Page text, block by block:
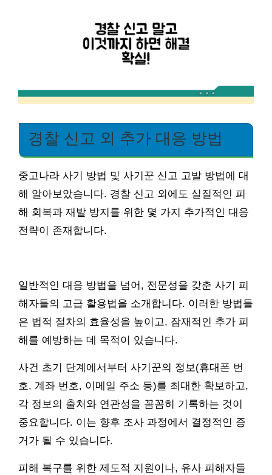
경찰 신고 외 추가 대응 방법
중고나라 사기 방법 및 사기꾼 신고 고발 방법에 대
해 알아보았습니다. 경찰 신고 외에도 실질적인 피
해 회복과 재발 방지를 위한 몇 가지 추가적인 대응
전략이 존재합니다.
일반적인 대응 방법을 넘어, 전문성을 갖춘 사기 피
해자들의 고급 활용법을 소개합니다. 이러한 방법들
은 법적 절차의 효율성을 높이고, 잠재적인 추가 피
해를 예방하는 데 목적이 있습니다.
사건 초기 단계에서부터 사기꾼의 정보(휴대폰 번
호, 계좌 번호, 이메일 주소 등)를 최대한 확보하고,
각 정보의 출처와 연관성을 꼼꼼히 기록하는 것이
중요합니다. 이는 향후 조사 과정에서 결정적인 증
거가 될 수 있습니다.
피해 복구를 위한 제도적 지원이나, 유사 피해자들